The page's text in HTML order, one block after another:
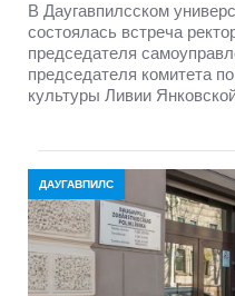
В Даугавпилсском
состоялась встреча
председателя
председателя комитета
культуры Ливии
ДАУГАВПИЛС